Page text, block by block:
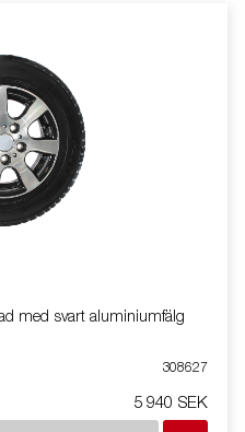
med svart aluminiumfälg
308627
5 940 SEK